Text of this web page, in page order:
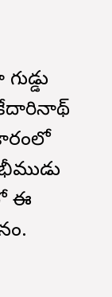
ఈ